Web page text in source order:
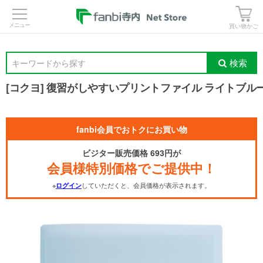
買い物かご
キーワードから探す 検索
[コクヨ] 復習がしやすいプリントファイル ライトブル
fanbi会員でおトクにお買い物
ビジター販売価格 693円が
会員様特別価格でご提供中！
※ログインしていただくと、会員価格が表示されます。